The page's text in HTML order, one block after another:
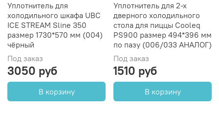
Уплотнитель для
холодильного шкафа UBC
ICE STREAM Sline 350
размер 1730*570 мм (004)
чёрный
Под заказ
3050 руб
В корзину
Уплотнитель для 2-х
дверного холодильного
стола для пиццы Cooleq
PS900 размер 494*396 мм
по пазу (006/033 АНАЛОГ)
Под заказ
1510 руб
В корзину